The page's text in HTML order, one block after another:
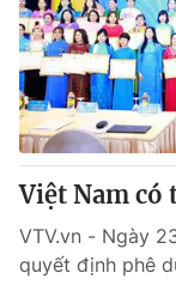
Việt Nam có
VTV.vn - Ngày
quyết định phê